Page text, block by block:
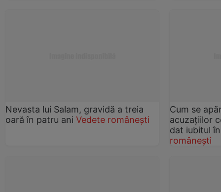
Nevasta lui Salam, gravidă a treia
oară în patru ani Vedete românești
Cum se
acuzațiilor
dat iubitul
românești